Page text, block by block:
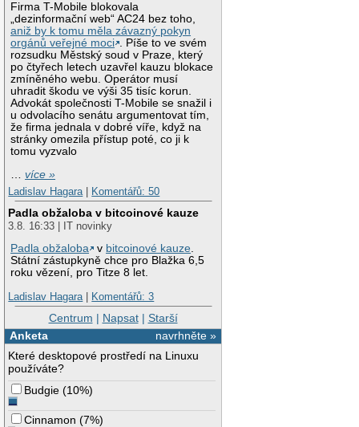
Firma T-Mobile blokovala
„dezinformační web“ AC24 bez toho,
aniž by k tomu měla závazný pokyn
orgánů veřejné moci
. Píše to ve svém
rozsudku Městský soud v Praze, který
po čtyřech letech uzavřel kauzu blokace
zmíněného webu. Operátor musí
uhradit škodu ve výši 35 tisíc korun.
Advokát společnosti T-Mobile se snažil i
u odvolacího senátu argumentovat tím,
že firma jednala v dobré víře, když na
stránky omezila přístup poté, co ji k
tomu vyzvalo
…více »
Ladislav Hagara| Komentářů: 50
Padla obžaloba v bitcoinové kauze
3.8. 16:33 | IT novinky
Padla obžaloba
v bitcoinové kauze.
Státní zástupkyně chce pro Blažka 6,5
roku vězení, pro Titze 8 let.
Ladislav Hagara| Komentářů: 3
Centrum | Napsat| Starší
navrhněte »
Anketa
Které desktopové prostředí na Linuxu
používáte?
Budgie (10%)
Cinnamon (7%)